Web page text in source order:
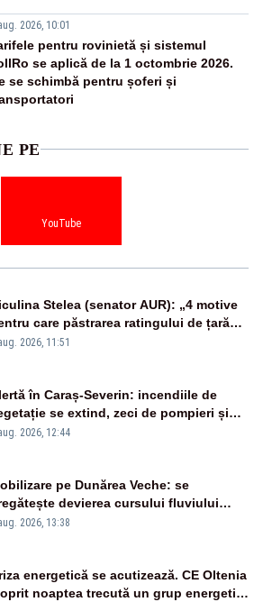
2026, 10:01
pentru rovinietă și sistemul
se aplică de la 1 octombrie 2026.
se schimbă pentru șoferi și
PE
YouTube
Stelea (senator AUR): „4 motive
care păstrarea ratingului de țară
este o reușită pentru Guvernul
2026, 11:51
în Caraș-Severin: incendiile de
se extind, zeci de pompieri și
se luptă cu flăcările - VIDEO
2026, 12:44
pe Dunărea Veche: se
devierea cursului fluviului
Cernavodă – VIDEO
2026, 13:38
energetică se acutizează. CE Oltenia
noaptea trecută un grup energetic